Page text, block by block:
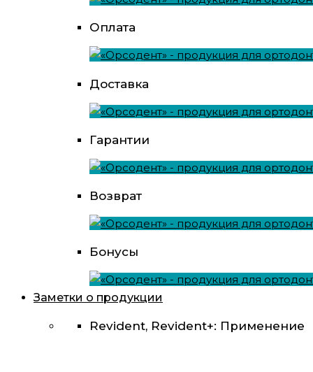
Оплата
Доставка
Гарантии
Возврат
Бонусы
Заметки о продукции
Revident, Revident+: Применение